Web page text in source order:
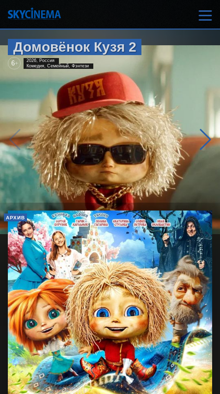
Домовёнок Кузя 2
6+
2026, Россия
Комедия, Семейный, Фэнтези
АРХИВ